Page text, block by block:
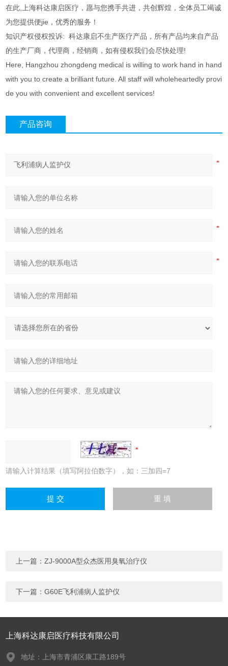
在此,上海科达康启医疗，愿与您携手共进，共创辉煌，全体员工竭诚
为您提供便jie，优秀的服务！
知识产权侵权投诉: 科达康启不生产医疗产品，所有产品均来自产品
的生产厂商，代理商，经销商，如有侵权我们会尽快处理!
Here, Hangzhou zhongdeng medical is willing to work hand in hand
with you to create a brilliant future. All staff will wholeheartedly provi
de you with convenient and excellent services!
产品咨询
请输入计算结果（填写阿拉伯数字），如：三加四=7
上一篇：ZJ-9000A型众杰医用臭氧治疗仪
下一篇：G60E飞利浦病人监护仪
上海科达康启医疗科技有限公司
地址：上海市青浦区康工路189号